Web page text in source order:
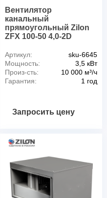
Вентилятор
канальный
прямоугольный Zilon
ZFX 100-50 4,0-2D
Артикул:
sku-6645
Мощность:
3,5 кВт
Произ-сть:
10 000 м³/ч
Гарантия:
1 год
Запросить цену